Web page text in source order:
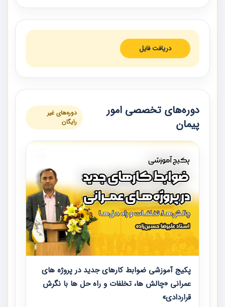
دریافت فایل
دوره‌های تخصصی امور
پیمان
دوره‌های غیر
رایگان
پکیج آموزشی ضوابط کارهای جدید در پروژه های
عمرانی «چالش ها، تخلفات و راه حل ها با نگرش
قراردادی»